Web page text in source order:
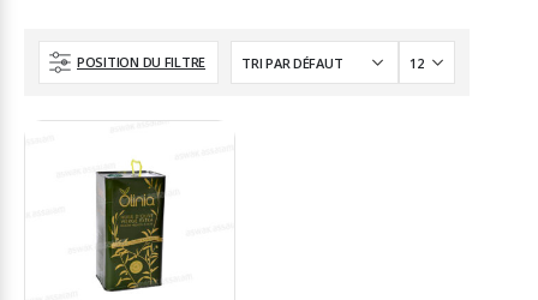
POSITION DU FILTRE